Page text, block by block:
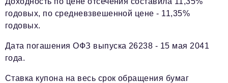
годовых, по средневзвешенной цене - 11,35%
годовых.
Дата погашения ОФЗ выпуска 26238 - 15 мая 2041
года.
Ставка купона на весь срок обращения бумаг